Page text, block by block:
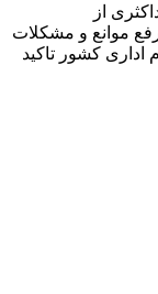
از
موانع و مشکلات
اداری کشور تاکید